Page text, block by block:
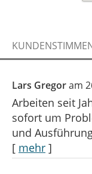
Lars Gregoram
Arbeiten seit
sofort um
und
[ mehr ]